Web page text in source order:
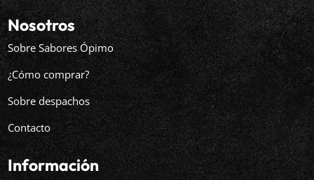
Nosotros
Sobre Sabores Ópimo
¿Cómo comprar?
Sobre despachos
Contacto
Información